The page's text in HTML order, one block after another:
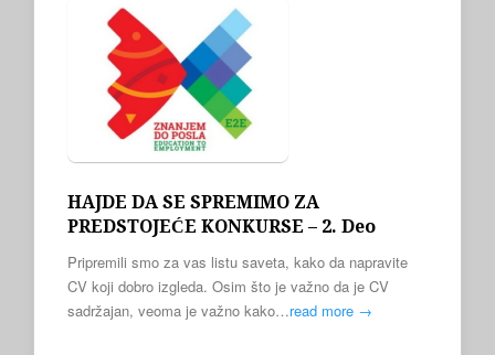
HAJDE DA SE SPREMIMO ZA
PREDSTOJEĆE KONKURSE – 2. Deo
Pripremili smo za vas listu saveta, kako da napravite
CV koji dobro izgleda. Osim što je važno da je CV
sadržajan, veoma je važno kako…read more →